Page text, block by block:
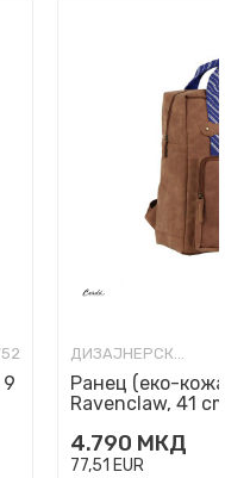
ДИЗАЈНЕРСКИ РАНЦИ
Ранец (еко-
Ravenclaw, 41
4.790 МКД
77,51 EUR